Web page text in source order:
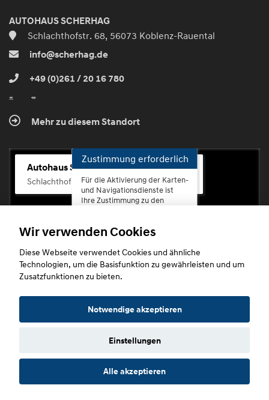
AUTOHAUS SCHERHAG
Schlachthofstr. 68, 56073 Koblenz-Rauental
info@scherhag.de
+49 (0)261 / 20 16 780
Mehr zu diesem Standort
Autohaus Scherhag
Schlachthofstr. 68, 56073 Koblenz-Rauental
Zustimmung erforderlich
Für die Aktivierung der Karten-
und Navigationsdienste ist
Ihre Zustimmung zu den
erforderlich.
Zustimmen
Copyright © 2026. Autohaus Scherhag
Datenschutz Impressum
Wir verwenden Cookies
Diese Webseite verwendet Cookies und ähnliche
Technologien, um die Basisfunktion zu gewährleisten und um
Zusatzfunktionen zu bieten.
Notwendige akzeptieren
Einstellungen
Alle akzeptieren